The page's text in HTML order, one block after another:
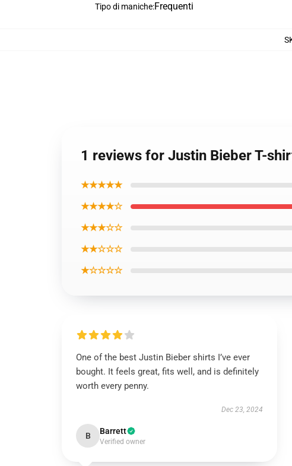
Tipo di maniche:Frequenti
1 reviews for Justin Bieber T-
★★★★★
★★★★☆
★★★☆☆
★★☆☆☆
★☆☆☆☆
One of the best Justin Bieber shirts I’ve ever
bought. It feels great, fits well, and is definitely
worth every penny.
Dec 23, 2024
B Barrett
Verified owner